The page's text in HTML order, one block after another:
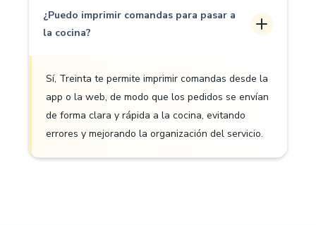
¿Puedo imprimir comandas para pasar a
la cocina?
Sí, Treinta te permite imprimir comandas desde la
app o la web, de modo que los pedidos se envían
de forma clara y rápida a la cocina, evitando
errores y mejorando la organización del servicio.